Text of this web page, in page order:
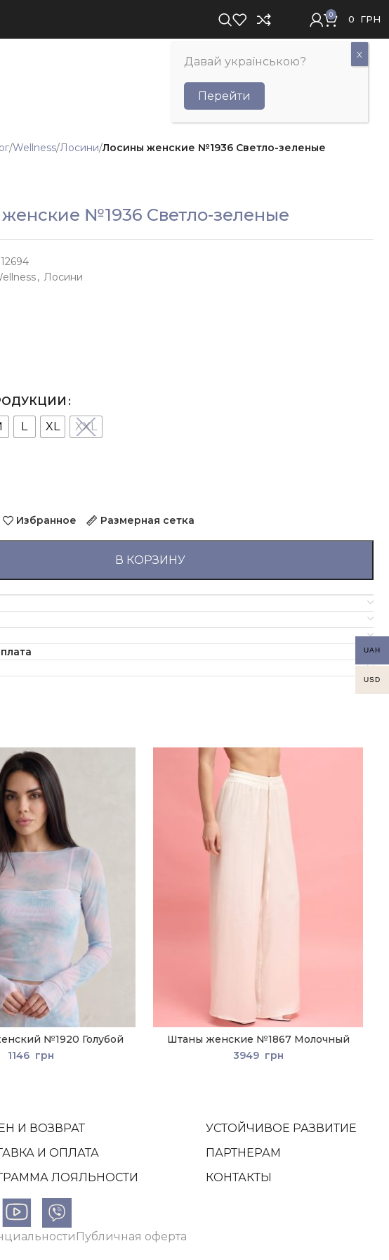
0 0 ГРН
Wellness Лосини Лосины женские №1936 Светло-зеленые
№1936 Светло-зеленые
, Лосини
L XL XXL
Избранное Размерная сетка
В КОРЗИНУ
№1920 Голубой
1146 грн
Штаны женские №1867 Молочный
3949 грн
И ВОЗВРАТ
И ОПЛАТА
ЛОЯЛЬНОСТИ
УСТОЙЧИВОЕ РАЗВИТИЕ
ПАРТНЕРАМ
КОНТАКТЫ
Публичная оферта
Давай українською?
Перейти
UAH
USD